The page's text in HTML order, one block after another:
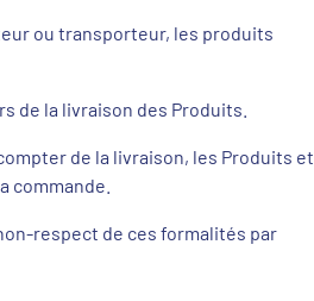
ou transporteur, les produits
de la livraison des Produits.
de la livraison, les Produits et
commande.
respect de ces formalités par